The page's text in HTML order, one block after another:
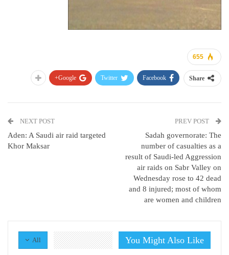
655
Share
Facebook
Twitter
Google+
Sadah governorate: The
number of casualties as a
result of Saudi-led Aggression
air raids on Sabr Valley on
Wednesday rose to 42 dead
and 8 injured; most of whom
are women and children
NEXT POST
Aden: A Saudi air raid targeted
Khor Maksar
All You Might Also Like